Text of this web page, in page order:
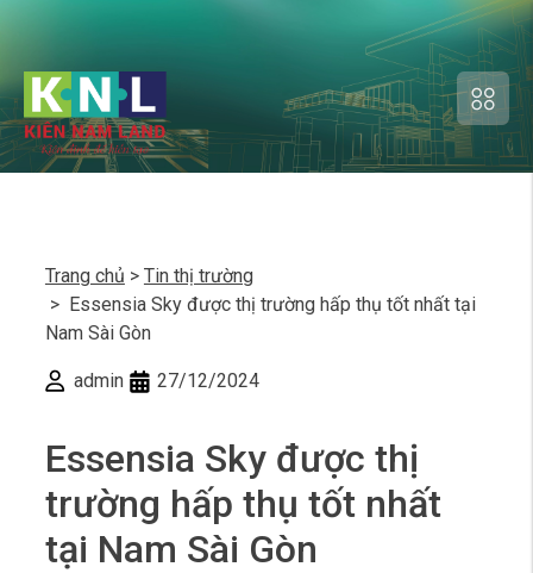
Trang chủ > Tin thị trường
> Essensia Sky được thị trường hấp thụ tốt nhất tại
Nam Sài Gòn
admin 27/12/2024
Essensia Sky được thị
trường hấp thụ tốt nhất
tại Nam Sài Gòn